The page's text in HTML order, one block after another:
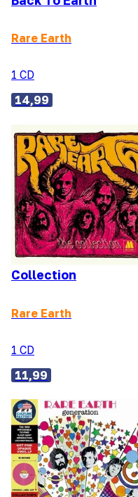
Rare Earth
1 CD
14,99
Collection
Rare Earth
1 CD
11,99